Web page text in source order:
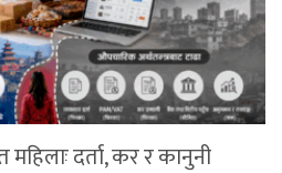
दर्ता, कर र कानुनी